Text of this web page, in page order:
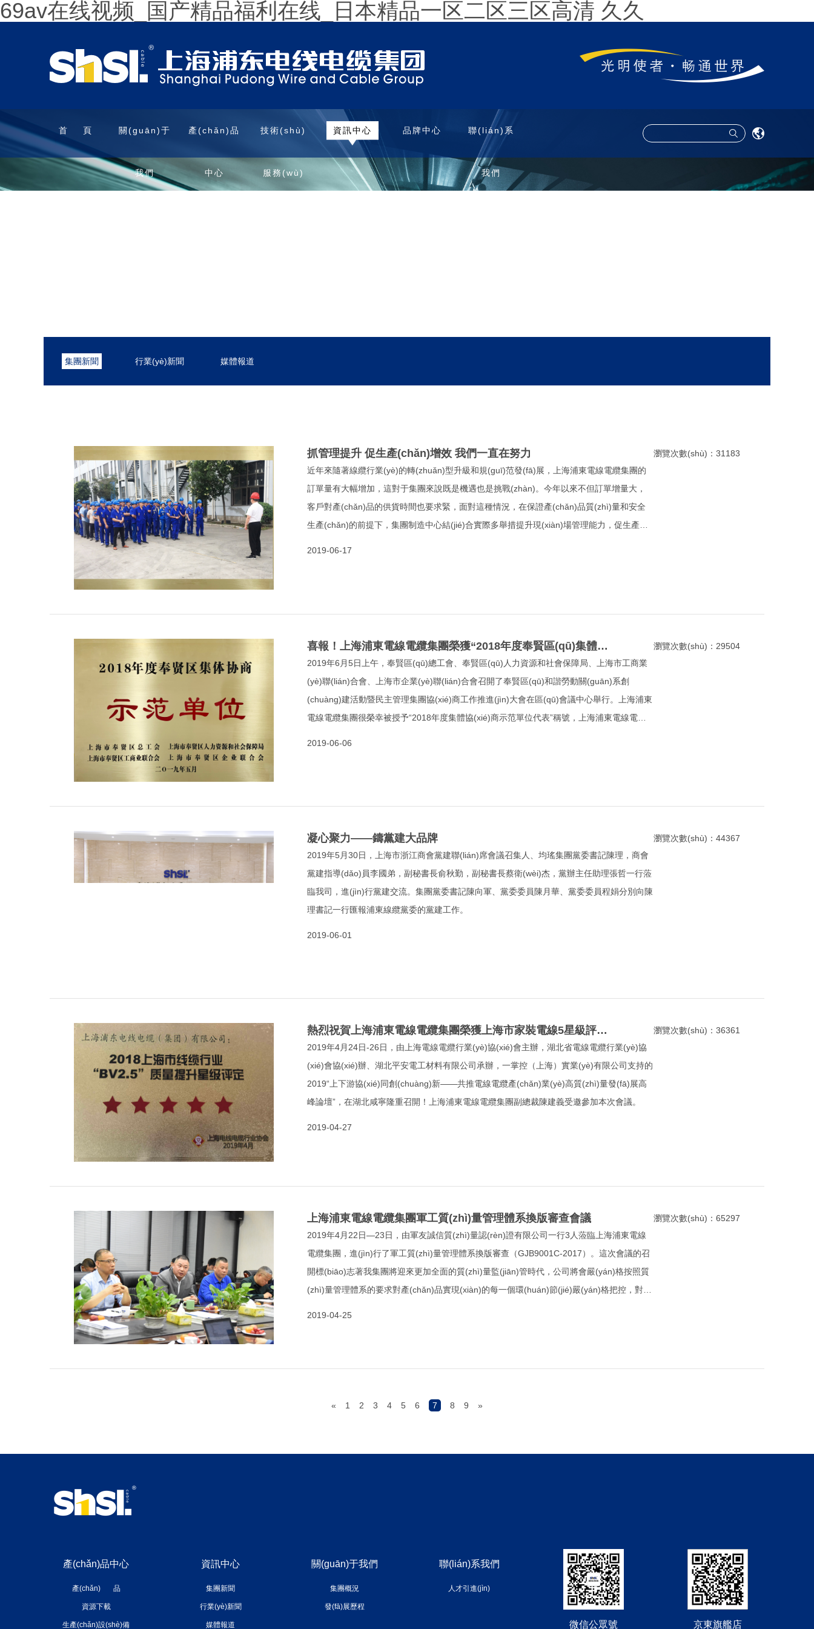
69av在线视频_国产精品福利在线_日本精品一区二区三区高清 久久
首 頁 關(guān)于
我們
產(chǎn)品
中心
技術(shù)
服務(wù)
資訊中心 品牌中心 聯(lián)系
我們
集團新聞 行業(yè)新聞 媒體報道
抓管理提升 促生產(chǎn)增效 我們一直在努力
瀏覽次數(shù)：31183
近年來隨著線纜行業(yè)的轉(zhuǎn)型升級和規(guī)范發(fā)展，上海浦東電線電纜集團的
訂單量有大幅增加，這對于集團來說既是機遇也是挑戰(zhàn)。今年以來不但訂單增量大，
客戶對產(chǎn)品的供貨時間也要求緊，面對這種情況，在保證產(chǎn)品質(zhì)量和安全
生產(chǎn)的前提下，集團制造中心結(jié)合實際多舉措提升現(xiàn)場管理能力，促生產
2019-06-17
喜報！上海浦東電線電纜集團榮獲“2018年度奉賢區(qū)集體協(xié)商示范單位”
瀏覽次數(shù)：29504
2019年6月5日上午，奉賢區(qū)總工會、奉賢區(qū)人力資源和社會保障局、上海市工商業
(yè)聯(lián)合會、上海市企業(yè)聯(lián)合會召開了奉賢區(qū)和諧勞動關(guān)系創
(chuàng)建活動暨民主管理集團協(xié)商工作推進(jìn)大會在區(qū)會議中心舉行。上海浦東
電線電纜集團很榮幸被授予“2018年度集體協(xié)商示范單位代表”稱號，上海浦東電線電纜
2019-06-06
凝心聚力——鑄黨建大品牌
瀏覽次數(shù)：44367
2019年5月30日，上海市浙江商會黨建聯(lián)席會議召集人、均瑤集團黨委書記陳理，商會
黨建指導(dǎo)員李國弟，副秘書長俞秋勤，副秘書長蔡衛(wèi)杰，黨辦主任助理張哲一行蒞
臨我司，進(jìn)行黨建交流。集團黨委書記陳向軍、黨委委員陳月華、黨委委員程娟分別向陳
理書記一行匯報浦東線纜黨委的黨建工作。
2019-06-01
熱烈祝賀上海浦東電線電纜集團榮獲上海市家裝電線5星級評定榮譽！
瀏覽次數(shù)：36361
2019年4月24日-26日，由上海電線電纜行業(yè)協(xié)會主辦，湖北省電線電纜行業(yè)協
(xié)會協(xié)辦、湖北平安電工材料有限公司承辦，一掌控（上海）實業(yè)有限公司支持的
2019“上下游協(xié)同創(chuàng)新——共推電線電纜產(chǎn)業(yè)高質(zhì)量發(fā)展高
峰論壇”，在湖北咸寧隆重召開！上海浦東電線電纜集團副總裁陳建義受邀參加本次會議。
2019-04-27
上海浦東電線電纜集團軍工質(zhì)量管理體系換版審查會議
瀏覽次數(shù)：65297
2019年4月22日—23日，由軍友誠信質(zhì)量認(rèn)證有限公司一行3人蒞臨上海浦東電線
電纜集團，進(jìn)行了軍工質(zhì)量管理體系換版審查（GJB9001C-2017）。這次會議的召
開標(biāo)志著我集團將迎來更加全面的質(zhì)量監(jiān)管時代，公司將會嚴(yán)格按照質
(zhì)量管理體系的要求對產(chǎn)品實現(xiàn)的每一個環(huán)節(jié)嚴(yán)格把控，對每
2019-04-25
« 1 2 3 4 5 6 7 8 9 »
產(chǎn)品中心
產(chǎn) 品
資源下載
生產(chǎn)設(shè)備
資訊中心
集團新聞
行業(yè)新聞
媒體報道
關(guān)于我們
集團概況
發(fā)展歷程
聯(lián)系我們
人才引進(jìn)
微信公眾號 京東旗艦店